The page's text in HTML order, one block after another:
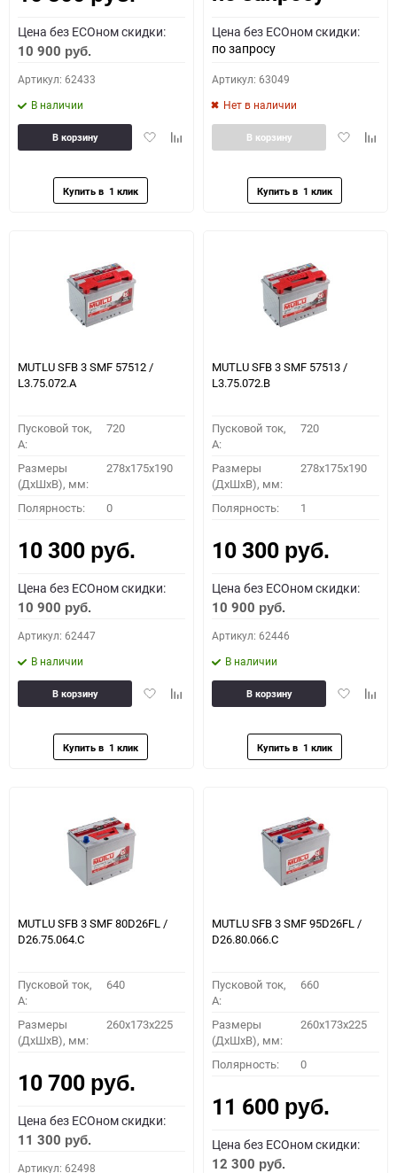
Цена без ECOном скидки:
10 900 руб.
Артикул: 62433
В наличии
ДобавитьДобавить
В корзину
Цена без ECOном скидки:
по запросу
Артикул: 63049
Нет в наличии
Добавить
В корзину
MUTLU SFB 3 SMF 57512 /
L3.75.072.A
Пусковой ток,
A:
720
Размеры
(ДхШхВ), мм:
278x175x190
Полярность: 0
10 300 руб.
Цена без ECOном скидки:
10 900 руб.
Артикул: 62447
В наличии
ДобавитьДобавить
В корзину
MUTLU SFB 3 SMF 57513 /
L3.75.072.B
Пусковой ток,
A:
720
Размеры
(ДхШхВ), мм:
278x175x190
Полярность: 1
10 300 руб.
Цена без ECOном скидки:
10 900 руб.
Артикул: 62446
В наличии
Добавить
В корзину
MUTLU SFB 3 SMF 80D26FL /
D26.75.064.C
Пусковой ток,
A:
640
Размеры
(ДхШхВ), мм:
260x173x225
10 700 руб.
Цена без ECOном скидки:
11 300 руб.
Артикул: 62498
MUTLU SFB 3 SMF 95D26FL /
D26.80.066.C
Пусковой ток,
A:
660
Размеры
(ДхШхВ), мм:
260x173x225
Полярность: 0
11 600 руб.
Цена без ECOном скидки:
12 300 руб.